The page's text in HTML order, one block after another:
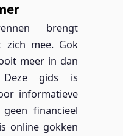
brengt
zich mee. Gok
meer in dan
gids is
informatieve
financieel
online gokken